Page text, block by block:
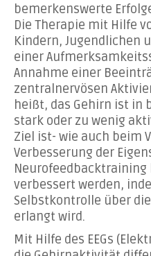
bemerkenswerte
Die Therapie mit Hilfe
Kindern, Jugendlichen
einer
Annahme einer
zentralnervösen
heißt, das Gehirn ist in
stark oder zu wenig
Ziel ist- wie auch beim
Verbesserung der
verbessert werden,
Selbstkontrolle über
erlangt wird.
Mit Hilfe des EEGs